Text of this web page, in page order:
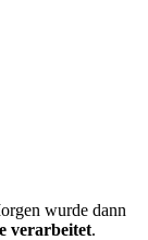
wurde dann
verarbeitet.